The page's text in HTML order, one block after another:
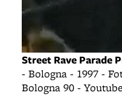
Street Rave Parade
- Bologna - 1997 -
Bologna 90 -